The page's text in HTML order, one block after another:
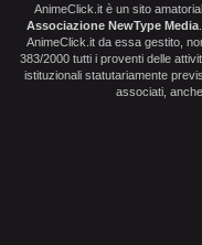
AnimeClick.it è un sito
Associazione NewType Media
AnimeClick.it da essa gestito,
383/2000 tutti i proventi delle
istituzionali statutariamente
associati,